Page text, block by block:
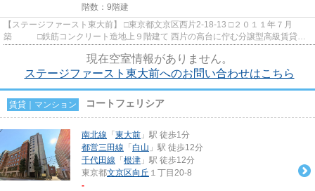
階数：9階建
【ステージファースト東大前】 □東京都文京区西片2-18-13 □２０１１年７月
築 □鉄筋コンクリート造地上９階建て 西片の高台に佇む分譲型高級賃貸マ
現在空室情報がありません。
ステージファースト東大前へのお問い合わせはこちら
賃貸｜マンション コートフェリシア
南北線 「 東大前 」駅 徒歩1分
都営三田線 「 白山 」駅 徒歩12分
千代田線 「 根津 」駅 徒歩12分
東京都文京区向丘 １丁目20-8
-